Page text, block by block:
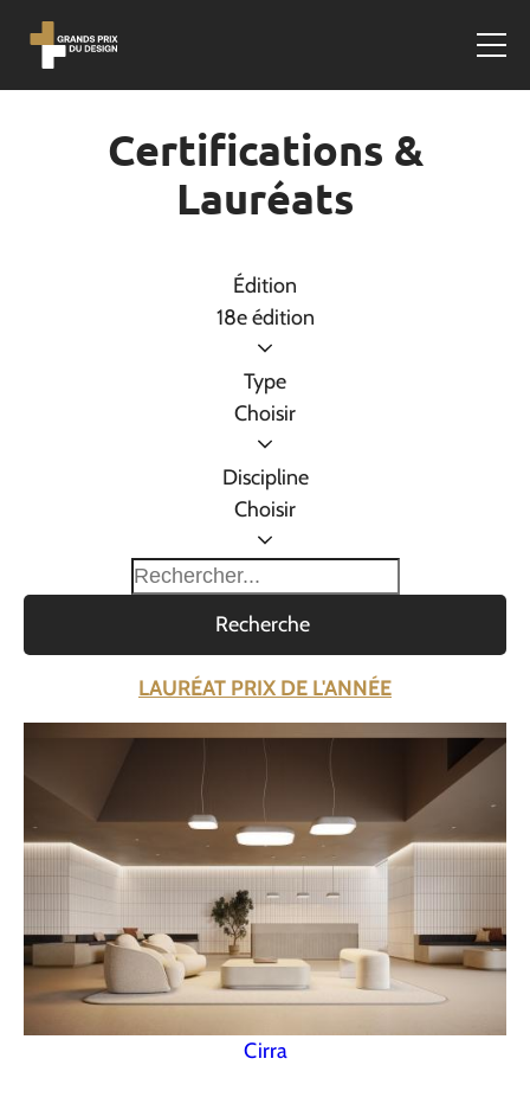
Certifications &
Lauréats
Édition
18e édition
Type
Choisir
Discipline
Choisir
Recherche
LAURÉAT PRIX DE L'ANNÉE
Cirra